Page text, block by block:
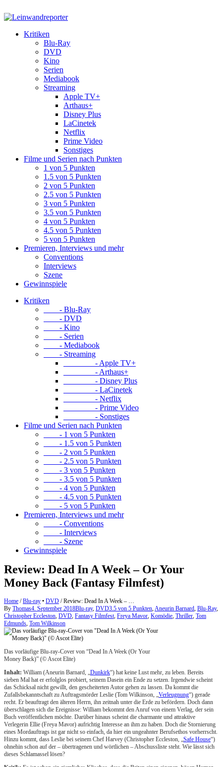
Kritiken
Blu-Ray
DVD
Kino
Serien
Mediabook
Streaming
Apple TV+
Arthaus+
Disney Plus
LaCinetek
Netflix
Prime Video
Sonstiges
Filme und Serien nach Punkten
1 von 5 Punkten
1.5 von 5 Punkten
2 von 5 Punkten
2.5 von 5 Punkten
3 von 5 Punkten
3.5 von 5 Punkten
4 von 5 Punkten
4.5 von 5 Punkten
5 von 5 Punkten
Premieren, Interviews und mehr
Conventions
Interviews
Szene
Gewinnspiele
Kritiken
- Blu-Ray
- DVD
- Kino
- Serien
- Mediabook
- Streaming
- Apple TV+
- Arthaus+
- Disney Plus
- LaCinetek
- Netflix
- Prime Video
- Sonstiges
Filme und Serien nach Punkten
- 1 von 5 Punkten
- 1.5 von 5 Punkten
- 2 von 5 Punkten
- 2.5 von 5 Punkten
- 3 von 5 Punkten
- 3.5 von 5 Punkten
- 4 von 5 Punkten
- 4.5 von 5 Punkten
- 5 von 5 Punkten
Premieren, Interviews und mehr
- Conventions
- Interviews
- Szene
Gewinnspiele
Review: Dead In A Week – Or Your
Money Back (Fantasy Filmfest)
Home /Blu-ray • DVD /Review: Dead In A Week – …
By Thomas4. September 2018Blu-ray, DVD3.5 von 5 Punkten,Aneurin Barnard, Blu-Ray,
Christopher Eccleston, DVD, Fantasy Filmfest, Freya Mavor, Komödie, Thriller, Tom
Edmunds, Tom Wilkinson
Das vorläufige Blu-ray-Cover von “Dead In A Week (Or Your
Money Back)” (© Ascot Elite)
Inhalt: William (Aneurin Barnard, „Dunkirk“) hat keine Lust mehr, zu leben. Bereits
sieben Mal hat er erfolglos probiert, seinem Dasein ein Ende zu setzen. Irgendwie scheint
das Schicksal nicht gewillt, den gescheiterten Autor gehen zu lassen. Da kommt die
Zufallsbekanntschaft zu Auftragsmörder Leslie (Tom Wilkinson, „Verleugnung“) gerade
recht. Er beauftragt den älteren Herrn, ihn zeitnah unter die Erde zu befördern. Doch dann
überschlagen sich die Ereignisse: William bekommt den Anruf von einem Verlag, der sein
Buch veröffentlichen möchte. Darüber hinaus scheint die charmante und attraktive
Verlegerin Ellie (Freya Mavor) aufrichtig Interesse an ihm zu haben. Doch die Stornierung
eines Mordauftrags ist gar nicht so einfach, da hier ein ungeahnter Berufsethos vorherrscht.
Hinzu kommt, dass Leslie bei seinem Chef Harvey (Christopher Eccleston, „Safe House“)
ohnehin schon auf der – übertragenen und wörtlichen – Abschussliste steht. Wie lässt sich
dieses Schlamassel lösen?